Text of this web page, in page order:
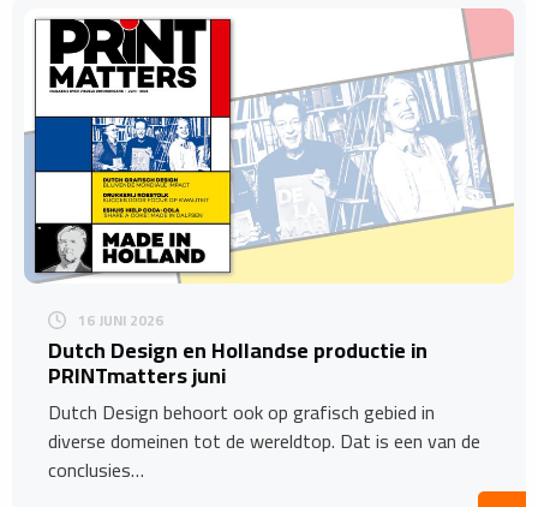
16 JUNI 2026
Dutch Design en Hollandse productie in
PRINTmatters juni
Dutch Design behoort ook op grafisch gebied in
diverse domeinen tot de wereldtop. Dat is een van de
conclusies…